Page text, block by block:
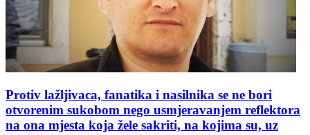
Protiv lažljivaca, fanatika i nasilnika se ne bori
otvorenim sukobom nego usmjeravanjem reflektora
na ona mjesta koja žele sakriti, na kojima su, uz